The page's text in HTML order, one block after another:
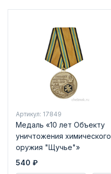
Артикул: 17849
Медаль «10 лет Объекту
уничтожения химического
оружия "Щучье"»
540 ₽